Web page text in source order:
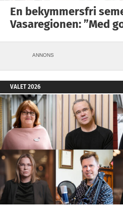
En bekymmersfri
Vasaregionen: ”Med
ANNONS
VALET 2026